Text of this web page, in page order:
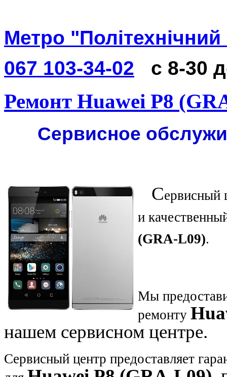
Метро "Політехнічний
067 103-34-02
с 8-30
Ремонт Huawei P8
Сервисное
Сервисный
и
(GRA-L09).
Мы
ремонту
нашем сервисном центре.
Сервисный центр предоставляет